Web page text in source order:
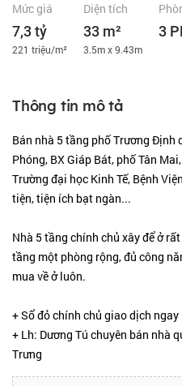
Mức giá
7,3 tỷ
221 triệu/m²
Diện tích
33 m²
3.5m x 9.43m
3
Thông tin mô tả
Bán nhà 5 tầng phố Trương Định
Phóng, BX Giáp Bát, phố Tân
Trường đại học Kinh Tế, Bệnh
tiện, tiện ích bạt ngàn...
Nhà 5 tầng chính chủ xây để ở
tầng một phòng rộng, đủ công
mua về ở luôn.
+ Sổ đỏ chính chủ giao dịch ngay
+ Lh: Dương Tú chuyên bán nhà
Trưng